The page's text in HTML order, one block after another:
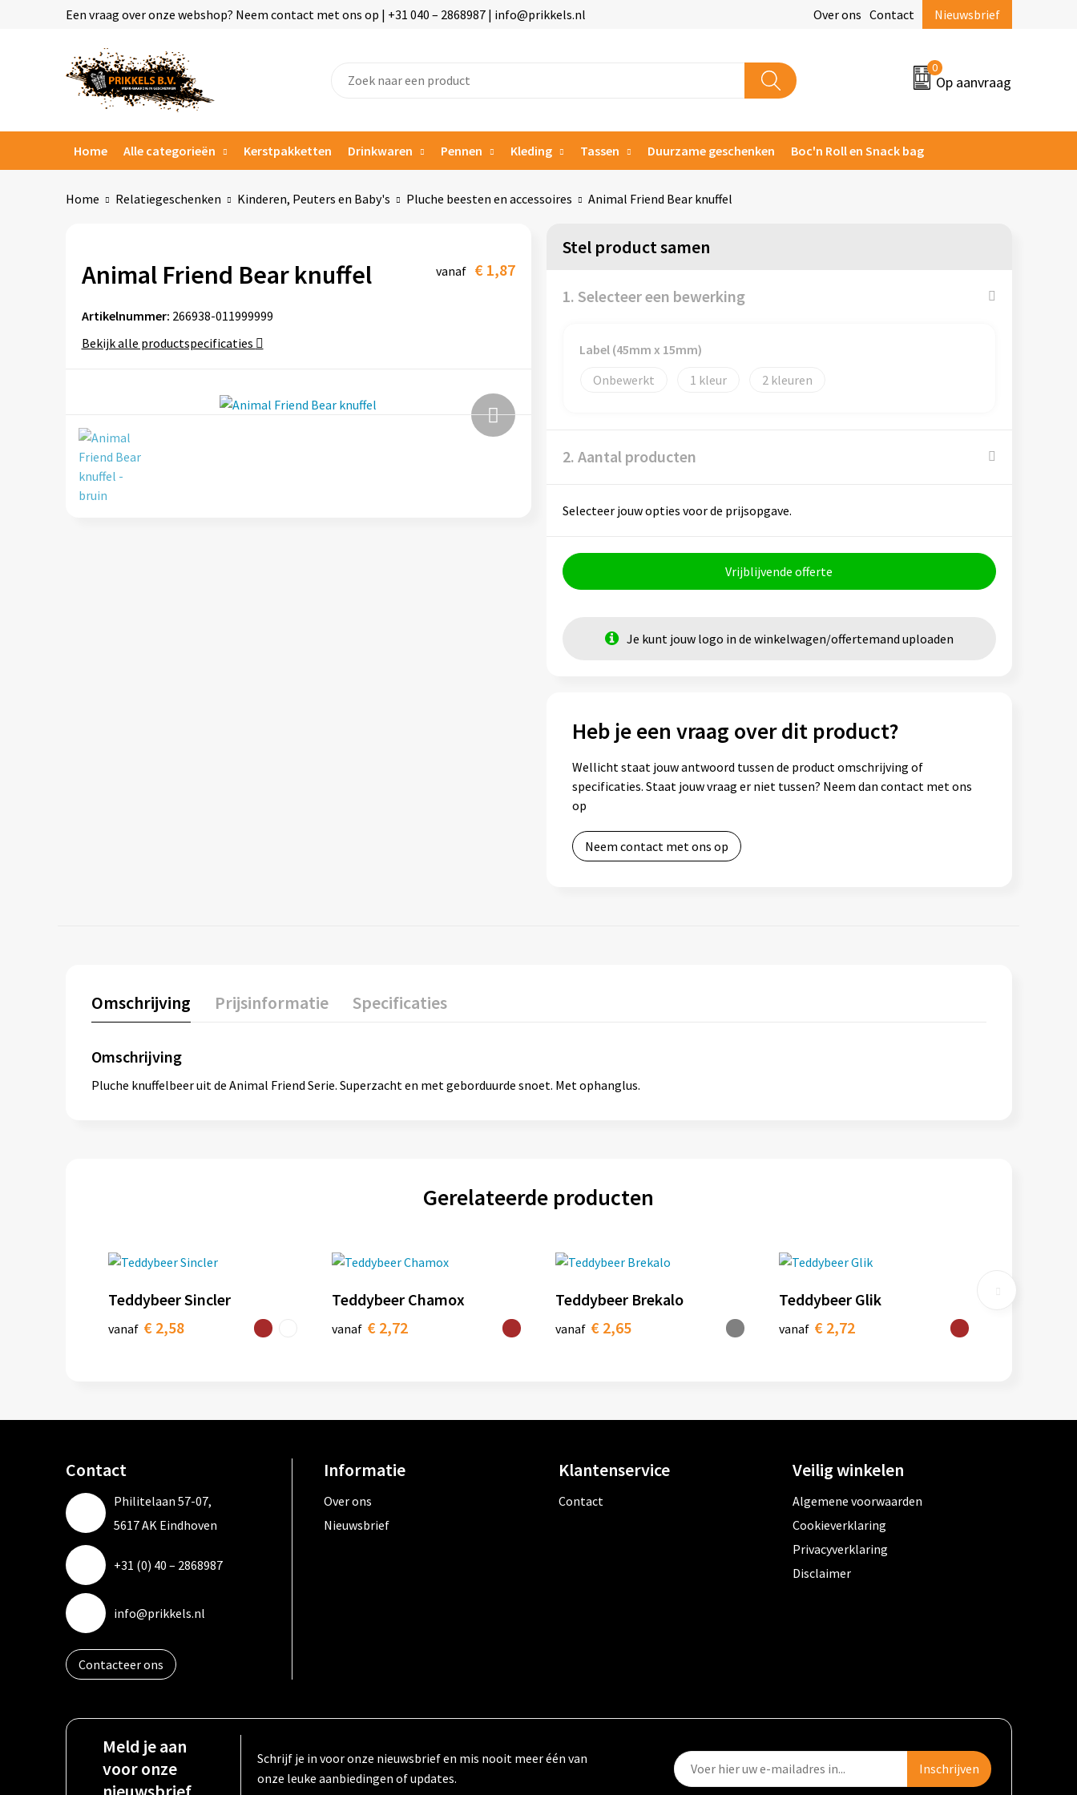
Een vraag over onze webshop? Neem contact met ons op | +31 040 – 2868987 | info@prikkels.nl Over ons Contact Nieuwsbrief
0
Op aanvraag
Home Alle categorieën Kerstpakketten Drinkwaren Pennen Kleding Tassen Duurzame geschenken Boc'n Roll en Snack bag
Home Relatiegeschenken Kinderen, Peuters en Baby's Pluche beesten en accessoires Animal Friend Bear knuffel
Animal Friend Bear knuffel vanaf € 1,87
Artikelnummer: 266938-011999999
Bekijk alle productspecificaties
Stel product samen
1. Selecteer een bewerking
Label (45mm x 15mm)
Onbewerkt
1 2
2. Aantal producten
Selecteer jouw opties voor de prijsopgave.
Vrijblijvende offerte
Je kunt jouw logo in de winkelwagen/offertemand uploaden
Heb je een vraag over dit product?
Wellicht staat jouw antwoord tussen de product omschrijving of
specificaties. Staat jouw vraag er niet tussen? Neem dan contact met ons
op
Neem contact met ons op
Omschrijving Prijsinformatie Specificaties
Omschrijving
Pluche knuffelbeer uit de Animal Friend Serie. Superzacht en met geborduurde snoet. Met ophanglus.
Gerelateerde producten
Teddybeer Sincler
vanaf € 2,58
Teddybeer Chamox
vanaf € 2,72
Teddybeer Brekalo
vanaf € 2,65
Teddybeer Glik
vanaf € 2,72
Contact
Philitelaan 57-07,
5617 AK Eindhoven
+31 (0) 40 – 2868987
info@prikkels.nl
Contacteer ons
Informatie
Over ons
Nieuwsbrief
Klantenservice
Contact
Veilig winkelen
Algemene voorwaarden
Cookieverklaring
Privacyverklaring
Disclaimer
Meld je aan
voor onze
Schrijf je in voor onze nieuwsbrief en mis nooit meer één van
onze leuke aanbiedingen of updates.